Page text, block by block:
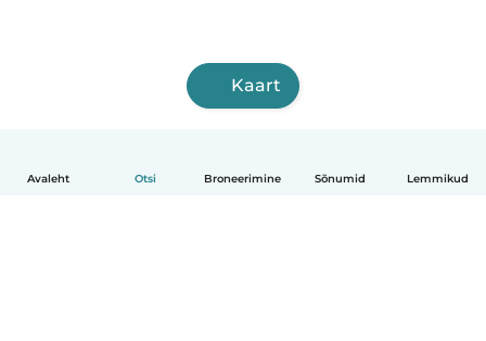
Avaleht Otsi Broneerimine Sõnumid Lemmikud
Kaart